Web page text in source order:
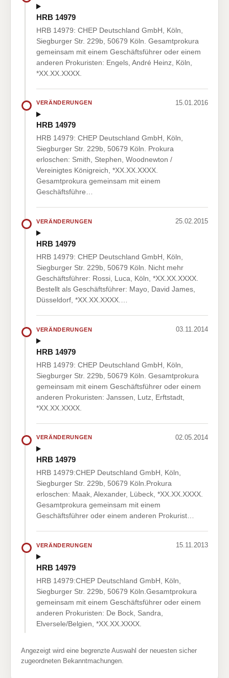
HRB 14979
HRB 14979: CHEP Deutschland GmbH, Köln,
Siegburger Str. 229b, 50679 Köln. Gesamtprokura
gemeinsam mit einem Geschäftsführer oder einem
anderen Prokuristen: Engels, André Heinz, Köln,
*XX.XX.XXXX.
VERÄNDERUNGEN 15.01.2016
HRB 14979
HRB 14979: CHEP Deutschland GmbH, Köln,
Siegburger Str. 229b, 50679 Köln. Prokura
erloschen: Smith, Stephen, Woodnewton /
Vereinigtes Königreich, *XX.XX.XXXX.
Gesamtprokura gemeinsam mit einem
Geschäftsführe…
VERÄNDERUNGEN 25.02.2015
HRB 14979
HRB 14979: CHEP Deutschland GmbH, Köln,
Siegburger Str. 229b, 50679 Köln. Nicht mehr
Geschäftsführer: Rossi, Luca, Köln, *XX.XX.XXXX.
Bestellt als Geschäftsführer: Mayo, David James,
Düsseldorf, *XX.XX.XXXX.…
VERÄNDERUNGEN 03.11.2014
HRB 14979
HRB 14979: CHEP Deutschland GmbH, Köln,
Siegburger Str. 229b, 50679 Köln. Gesamtprokura
gemeinsam mit einem Geschäftsführer oder einem
anderen Prokuristen: Janssen, Lutz, Erftstadt,
*XX.XX.XXXX.
VERÄNDERUNGEN 02.05.2014
HRB 14979
HRB 14979:CHEP Deutschland GmbH, Köln,
Siegburger Str. 229b, 50679 Köln.Prokura
erloschen: Maak, Alexander, Lübeck, *XX.XX.XXXX.
Gesamtprokura gemeinsam mit einem
Geschäftsführer oder einem anderen Prokurist…
VERÄNDERUNGEN 15.11.2013
HRB 14979
HRB 14979:CHEP Deutschland GmbH, Köln,
Siegburger Str. 229b, 50679 Köln.Gesamtprokura
gemeinsam mit einem Geschäftsführer oder einem
anderen Prokuristen: De Bock, Sandra,
Elversele/Belgien, *XX.XX.XXXX.
Angezeigt wird eine begrenzte Auswahl der neuesten sicher
zugeordneten Bekanntmachungen.